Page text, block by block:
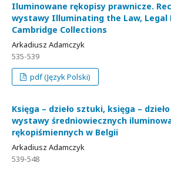
Iluminowane rękopisy prawnicze.
wystawy Illuminating the Law, Legal
Cambridge Collections
Arkadiusz Adamczyk
535-539
pdf (Język Polski)
Księga – dzieło sztuki, księga –
wystawy średniowiecznych
rękopiśmiennych w Belgii
Arkadiusz Adamczyk
539-548